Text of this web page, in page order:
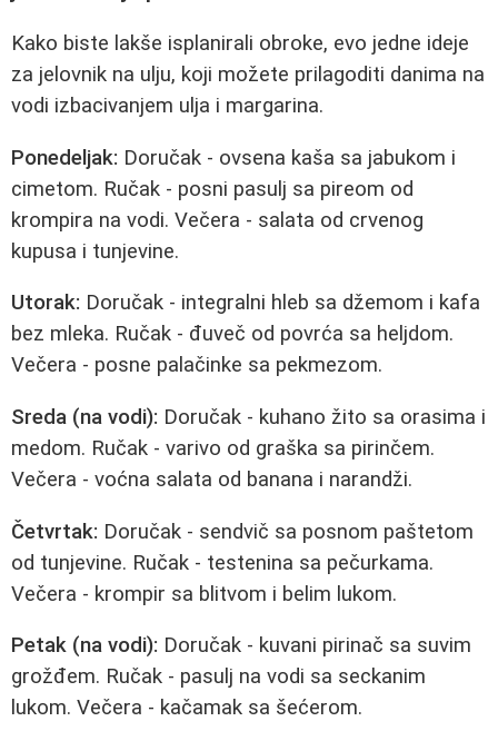
Kako biste lakše isplanirali obroke, evo jedne ideje
za jelovnik na ulju, koji možete prilagoditi danima na
vodi izbacivanjem ulja i margarina.
Ponedeljak: Doručak - ovsena kaša sa jabukom i
cimetom. Ručak - posni pasulj sa pireom od
krompira na vodi. Večera - salata od crvenog
kupusa i tunjevine.
Utorak: Doručak - integralni hleb sa džemom i kafa
bez mleka. Ručak - đuveč od povrća sa heljdom.
Večera - posne palačinke sa pekmezom.
Sreda (na vodi): Doručak - kuhano žito sa orasima i
medom. Ručak - varivo od graška sa pirinčem.
Večera - voćna salata od banana i narandži.
Četvrtak: Doručak - sendvič sa posnom paštetom
od tunjevine. Ručak - testenina sa pečurkama.
Večera - krompir sa blitvom i belim lukom.
Petak (na vodi): Doručak - kuvani pirinač sa suvim
grožđem. Ručak - pasulj na vodi sa seckanim
lukom. Večera - kačamak sa šećerom.